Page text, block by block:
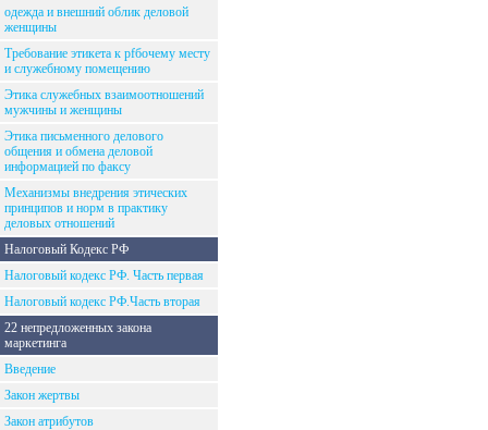
одежда и внешний облик деловой
женщины
Требование этикета к рfбочему месту
и служебному помещению
Этика служебных взаимоотношений
мужчины и женщины
Этика письменного делового
общения и обмена деловой
информацией по факсу
Механизмы внедрения этических
принципов и норм в практику
деловых отношений
Налоговый Кодекс РФ
Налоговый кодекс РФ. Часть первая
Налоговый кодекс РФ.Часть вторая
22 непредложенных закона
маркетинга
Введение
Закон жертвы
Закон атрибутов